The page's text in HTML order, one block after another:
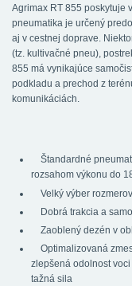
Agrimax RT 855 poskytuje
pneumatika je určený
aj v cestnej doprave.
(tz. kultivačné pneu),
855 má vynikajúce
podkladu a prechod z
komunikáciách.
Štandardné
rozsahom výkonu do
Velký výber
Dobrá trakcia a
Zaoblený dezén v
Optimalizovaná
zlepšená odolnost
tažná sila